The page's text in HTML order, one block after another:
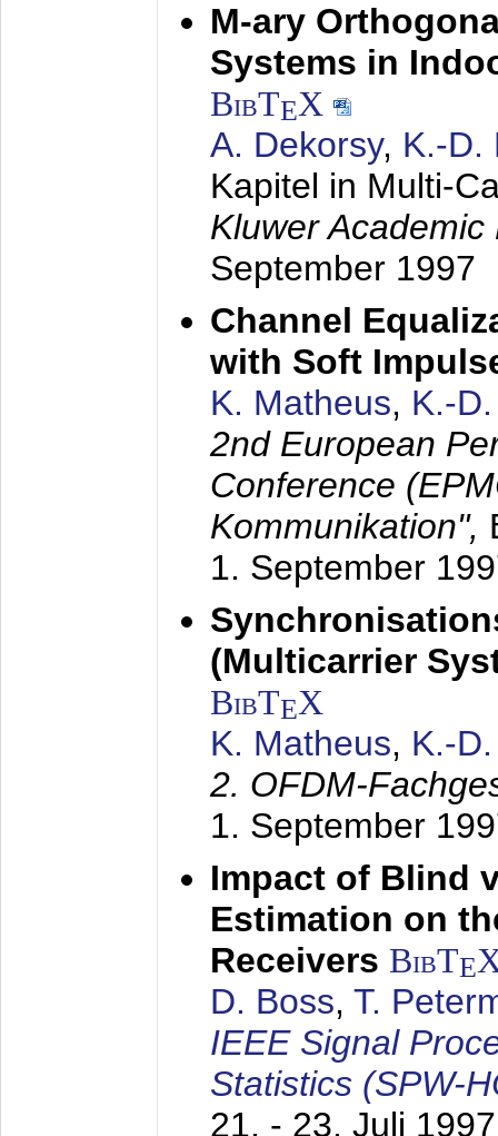
M-ary
Systems in
BibTEX
A. Dekorsy, K.-D.
Kapitel in Multi-
Kluwer
September 1997
Channel
with Soft
K. Matheus, K.-
2nd European
Conference
Kommunikation",
1. September
(Multicarrier
BibTEX
K. Matheus, K.-
2. OFDM-
1. September
Impact of Blind
Estimation on
Receivers BibTE
D. Boss, T.
IEEE Signal
Statistics (SPW-
21. - 23. Juli 1997